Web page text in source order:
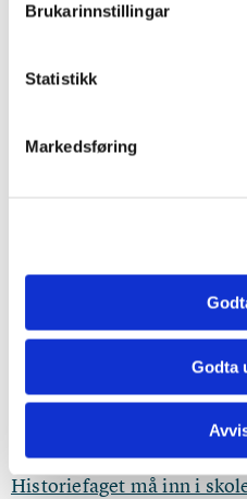
Brukarinnstillingar
Statistikk
Markedsføring
Godta
Asiatisk historie.
Forskargrupper
ORITE
Palmyrenes beyond the
Tomas Larsen Høisæter (2025)
Historiefaget må inn i